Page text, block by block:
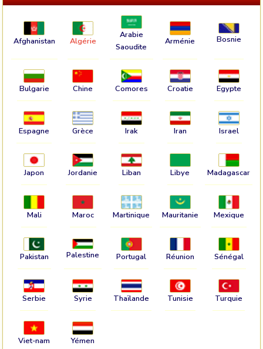
Afghanistan Algérie
Arabie
Saoudite
Arménie Bosnie
Bulgarie Chine Comores Croatie Egypte
Espagne Grèce Irak Iran Israel
Japon Jordanie Liban Libye Madagascar
Mali Maroc Martinique Mauritanie Mexique
Pakistan Palestine Portugal Réunion Sénégal
Serbie Syrie Thaïlande Tunisie Turquie
Viet-nam Yémen